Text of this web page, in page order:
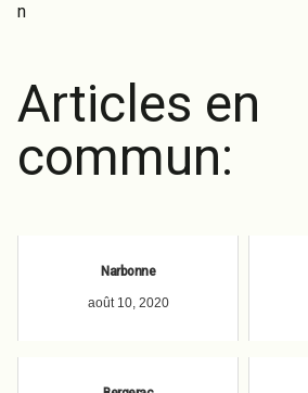
n
Articles en
commun:
Narbonne
août 10, 2020